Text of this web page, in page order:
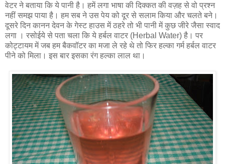
वेटर ने बताया कि ये पानी है। हमें लगा भाषा की दिक्कत की वज़ह से वो प्रश्न
नहीं समझ पाया है। हम सब ने उस पेय को दूर से सलाम किया और चलते बने।
दूसरे दिन कानन देवन के गेस्ट हाउस में ठहरे तो भी पानी में कुछ जीरे जैसा स्वाद
लगा । रसोईये से पता चला कि ये हर्बल वाटर (Herbal Water) है। पर
कोट्टायम में जब हम बैकवॉटर का मजा ले रहे थे तो फिर हल्का गर्म हर्बल वाटर
पीने को मिला। इस बार इसका रंग हल्का लाल था।